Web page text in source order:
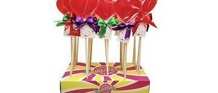
В корзину
Купить в 1 клик
Сравнение
В наличии